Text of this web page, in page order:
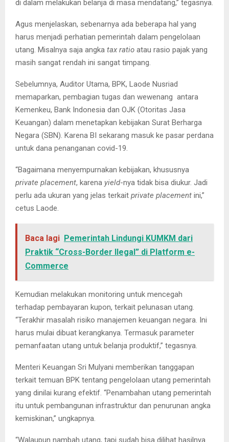
di dalam melakukan belanja di masa mendatang,” tegasnya.
Agus menjelaskan, sebenarnya ada beberapa hal yang
harus menjadi perhatian pemerintah dalam pengelolaan
utang. Misalnya saja angka tax ratio atau rasio pajak yang
masih sangat rendah ini sangat timpang.
Sebelumnya, Auditor Utama, BPK, Laode Nusriad
memaparkan, pembagian tugas dan wewenang antara
Kemenkeu, Bank Indonesia dan OJK (Otoritas Jasa
Keuangan) dalam menetapkan kebijakan Surat Berharga
Negara (SBN). Karena BI sekarang masuk ke pasar perdana
untuk dana penanganan covid-19.
“Bagaimana menyempurnakan kebijakan, khususnya
private placement, karena yield-nya tidak bisa diukur. Jadi
perlu ada ukuran yang jelas terkait private placement ini,”
cetus Laode.
Baca lagi Pemerintah Lindungi KUMKM dari
Praktik “Cross-Border Ilegal” di Platform e-
Commerce
Kemudian melakukan monitoring untuk mencegah
terhadap pembayaran kupon, terkait pelunasan utang.
“Terakhir masalah risiko manajemen keuangan negara. Ini
harus mulai dibuat kerangkanya. Termasuk parameter
pemanfaatan utang untuk belanja produktif,” tegasnya.
Menteri Keuangan Sri Mulyani memberikan tanggapan
terkait temuan BPK tentang pengelolaan utang pemerintah
yang dinilai kurang efektif. “Penambahan utang pemerintah
itu untuk pembangunan infrastruktur dan penurunan angka
kemiskinan,” ungkapnya.
“Walaupun nambah utang, tapi sudah bisa dilihat hasilnya.